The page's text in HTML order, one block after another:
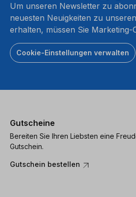
Um unseren Newsletter zu
neuesten Neuigkeiten zu
erhalten, müssen Sie Marketing-
Cookie-Einstellungen verwalten
Gutscheine
Bereiten Sie Ihren Liebsten eine
Gutschein.
Gutschein bestellen